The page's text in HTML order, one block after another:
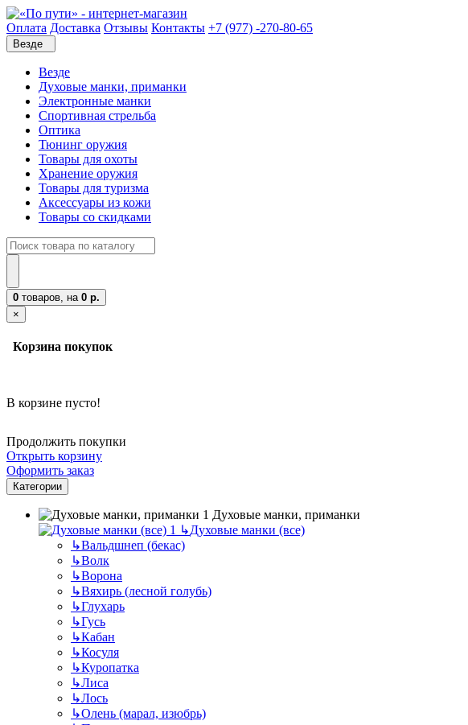
Оплата Доставка Отзывы Контакты +7 (977) -270-80-65
Везде
Везде
Духовые манки, приманки
Электронные манки
Спортивная стрельба
Оптика
Тюнинг оружия
Товары для охоты
Хранение оружия
Товары для туризма
Аксессуары из кожи
Товары со скидками
0 товаров, на 0 р.
×
Корзина покупок
В корзине пусто!
Продолжить покупки
Открыть корзину
Оформить заказ
Категории
Духовые манки, приманки
↳Духовые манки (все)
↳Вальдшнеп (бекас)
↳Волк
↳Ворона
↳Вяхирь (лесной голубь)
↳Глухарь
↳Гусь
↳Кабан
↳Косуля
↳Куропатка
↳Лиса
↳Лось
↳Олень (марал, изюбрь)